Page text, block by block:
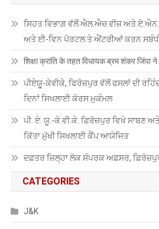
ਸਿਹਤ ਵਿਭਾਗ ਵੱਲੋਂ ਐਲ.ਐਚ.ਵੀਜ਼ ਅਤੇ
ਅਤੇ ਈ-ਵਿਨ ਪੋਰਟਲ ਤੇ ਐਂਟਰੀਆਂ ਕਰਨ
शिक्षा क्रांति के तहत विधायक ब्रम शंकर जिंपा ने
ਪੀਏਯੂੑ-ਕੇਵੀਕੇ, ਫਿਰੋਜ਼ਪੁਰ ਵੱਲੋਂ ਫਸਲਾਂ ਦੀ
ਦਿਨਾਂ ਸਿਖਲਾਈ ਕੋਰਸ ਮੁਕੰਮਲ
ਪੀ. ਏ. ਯੂ.-ਕੇ.ਵੀ.ਕੇ. ਫ਼ਿਰੋਜ਼ਪੁਰ ਵਿਖੇ ਸਾਬਣ
ਕਿੱਤਾ ਮੁੱਖੀ ਸਿਖਲਾਈ ਕੈਂਪ ਆਯੋਜਿਤ
ਦਫ਼ਤਰ ਜ਼ਿਲ੍ਹਾ ਲੋਕ ਸੰਪਰਕ ਅਫ਼ਸਰ,
CATEGORIES
J&K